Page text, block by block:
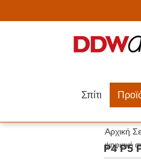
Σπίτι
Αρχική
ψηφιακή
P4 P5